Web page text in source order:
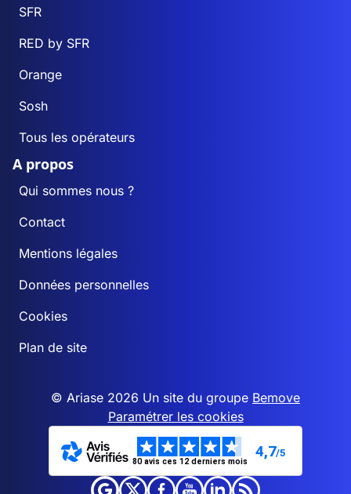
SFR
RED by SFR
Orange
Sosh
Tous les opérateurs
A propos
Qui sommes nous ?
Contact
Mentions légales
Données personnelles
Cookies
Plan de site
© Ariase 2026 Un site du groupe Bemove
Paramétrer les cookies
80 avis ces 12 derniers mois
4,7/5